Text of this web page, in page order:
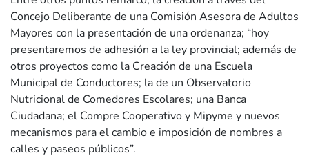
Concejo Deliberante de una Comisión Asesora de Adultos
Mayores con la presentación de una ordenanza; “hoy
presentaremos de adhesión a la ley provincial; además de
otros proyectos como la Creación de una Escuela
Municipal de Conductores; la de un Observatorio
Nutricional de Comedores Escolares; una Banca
Ciudadana; el Compre Cooperativo y Mipyme y nuevos
mecanismos para el cambio e imposición de nombres a
calles y paseos públicos”.